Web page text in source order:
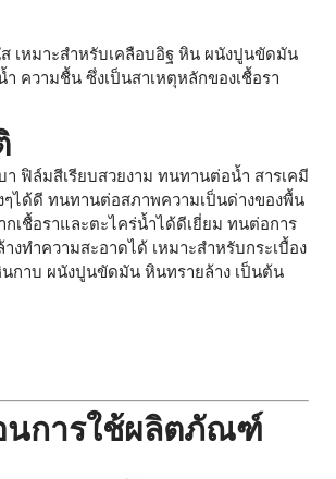
เหมาะสำหรับเคลือบอิฐ หิน ผนังปูนขัดมัน
ความชื้น ซึ่งเป็นสาเหตุหลักของเชื้อรา
า ฟิล์มสีเรียบสวยงาม ทนทานต่อน้ำ สารเคมี
ได้ดี ทนทานต่อสภาพความเป็นด่างของพื้น
เชื้อราและตะไคร่น้ำได้ดีเยี่ยม ทนต่อการ
งทำความสะอาดได้ เหมาะสำหรับกระเบื้อง
กาบ ผนังปูนขัดมัน หินทรายล้าง เป็นต้น
การใช้ผลิตภัณฑ์